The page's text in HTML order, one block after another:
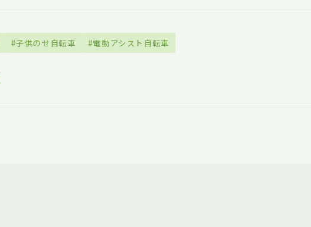
#子供のせ自転車 #電動アシスト自転車